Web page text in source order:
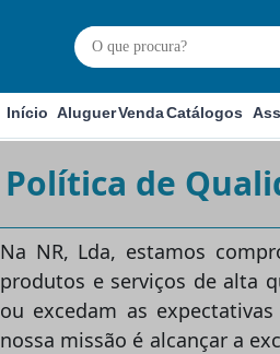
Início AluguerVendaCatálogos
Política de
Na NR, Lda, estamos
produtos e serviços de alta
ou excedam as
nossa missão é alcançar a